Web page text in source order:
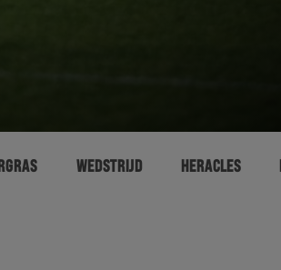
WEDSTRIJD HERACLES